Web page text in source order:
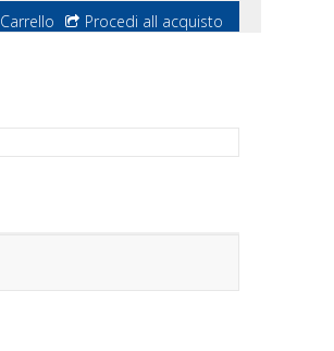
Carrello Procedi all acquisto